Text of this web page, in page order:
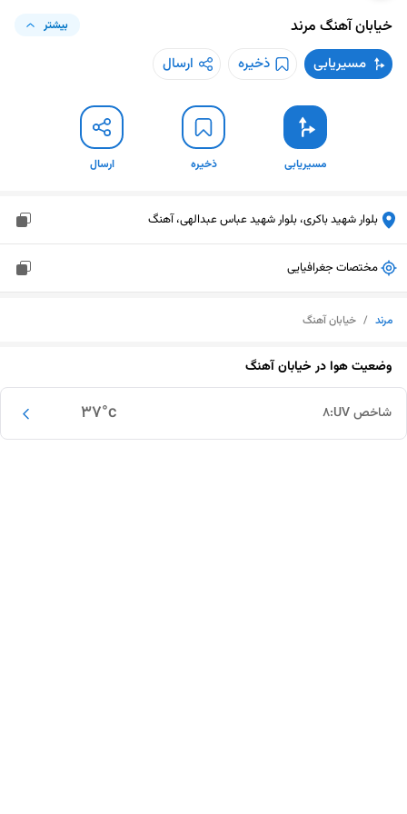
خیابان آهنگ مرند بیشتر
مسیریابی ذخیره ارسال
مسیریابی ذخیره ارسال
بلوار شهید باکری، بلوار شهید عباس عبدالهی، آهنگ
مختصات جغرافیایی
مرند / خیابان آهنگ
وضعیت هوا درخیابان آهنگ
37°c شاخص UV: 8